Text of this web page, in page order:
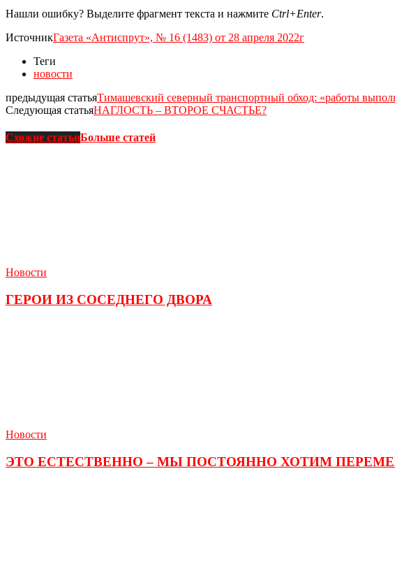
Нашли ошибку? Выделите фрагмент текста и нажмите Ctrl+Enter.
ИсточникГазета «Антиспрут», № 16 (1483) от 28 апреля 2022г
Теги
новости
предыдущая статьяТимашевский северный транспортный обход: «работы
Следующая статьяНАГЛОСТЬ – ВТОРОЕ СЧАСТЬЕ?
Схожие статьиБольше статей
Новости
ГЕРОИ ИЗ СОСЕДНЕГО ДВОРА
Новости
ЭТО ЕСТЕСТВЕННО – МЫ ПОСТОЯННО ХОТИМ ПЕРЕМЕН К